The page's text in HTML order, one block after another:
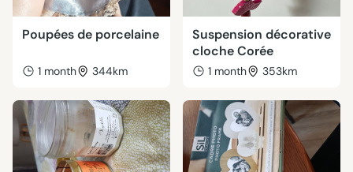
Poupées de porcelaine
1 month 344km
Suspension décorative
cloche Corée
1 month 353km